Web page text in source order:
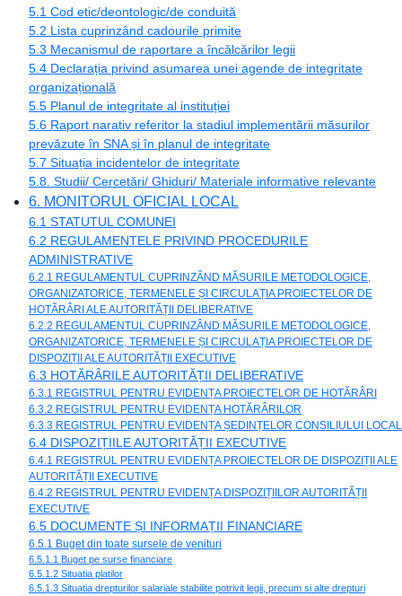
5.1 Cod etic/deontologic/de conduită
5.2 Lista cuprinzând cadourile primite
5.3 Mecanismul de raportare a încălcărilor legii
5.4 Declarația privind asumarea unei agende de integritate
organizațională
5.5 Planul de integritate al instituției
5.6 Raport narativ referitor la stadiul implementării măsurilor
prevăzute în SNA și în planul de integritate
5.7 Situația incidentelor de integritate
5.8. Studii/ Cercetări/ Ghiduri/ Materiale informative relevante
6. MONITORUL OFICIAL LOCAL
6.1 STATUTUL COMUNEI
6.2 REGULAMENTELE PRIVIND PROCEDURILE
ADMINISTRATIVE
6.2.1 REGULAMENTUL CUPRINZÂND MĂSURILE METODOLOGICE,
ORGANIZATORICE, TERMENELE ȘI CIRCULAȚIA PROIECTELOR DE
HOTĂRÂRI ALE AUTORITĂȚII DELIBERATIVE
6.2.2 REGULAMENTUL CUPRINZÂND MĂSURILE METODOLOGICE,
ORGANIZATORICE, TERMENELE ȘI CIRCULAȚIA PROIECTELOR DE
DISPOZIȚII ALE AUTORITĂȚII EXECUTIVE
6.3 HOTĂRÂRILE AUTORITĂȚII DELIBERATIVE
6.3.1 REGISTRUL PENTRU EVIDENȚA PROIECTELOR DE HOTĂRÂRI
6.3.2 REGISTRUL PENTRU EVIDENȚA HOTĂRÂRILOR
6.3.3 REGISTRUL PENTRU EVIDENȚA ȘEDINȚELOR CONSILIULUI LOCAL
6.4 DISPOZIȚIILE AUTORITĂȚII EXECUTIVE
6.4.1 REGISTRUL PENTRU EVIDENȚA PROIECTELOR DE DISPOZIȚII ALE
AUTORITĂȚII EXECUTIVE
6.4.2 REGISTRUL PENTRU EVIDENȚA DISPOZIȚIILOR AUTORITĂȚII
EXECUTIVE
6.5 DOCUMENTE ȘI INFORMAȚII FINANCIARE
6.5.1 Buget din toate sursele de venituri
6.5.1.1 Buget pe surse financiare
6.5.1.2 Situatia platilor
6.5.1.3 Situatia drepturilor salariale stabilite potrivit legii, precum si alte drepturi